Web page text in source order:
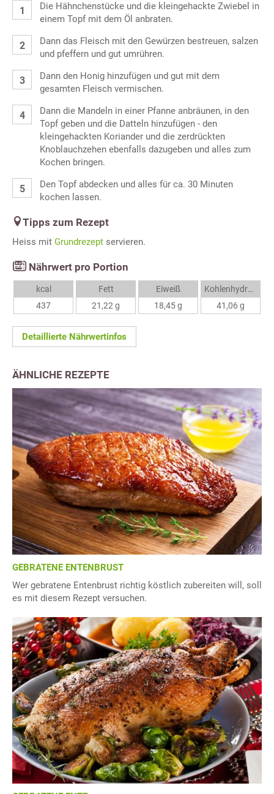
Die Hähnchenstücke und die kleingehackte Zwiebel in
einem Topf mit dem Öl anbraten.
Dann das Fleisch mit den Gewürzen bestreuen, salzen
und pfeffern und gut umrühren.
Dann den Honig hinzufügen und gut mit dem
gesamten Fleisch vermischen.
Dann die Mandeln in einer Pfanne anbräunen, in den
Topf geben und die Datteln hinzufügen - den
kleingehackten Koriander und die zerdrückten
Knoblauchzehen ebenfalls dazugeben und alles zum
Kochen bringen.
Den Topf abdecken und alles für ca. 30 Minuten
kochen lassen.
Tipps zum Rezept
Heiss mit Grundrezept servieren.
Nährwert pro Portion
kcal
437
Fett
21,22 g
Eiweiß
18,45 g
Kohlenhydrate
41,06 g
Detaillierte Nährwertinfos
ÄHNLICHE REZEPTE
GEBRATENE ENTENBRUST
Wer gebratene Entenbrust richtig köstlich zubereiten will, soll
es mit diesem Rezept versuchen.